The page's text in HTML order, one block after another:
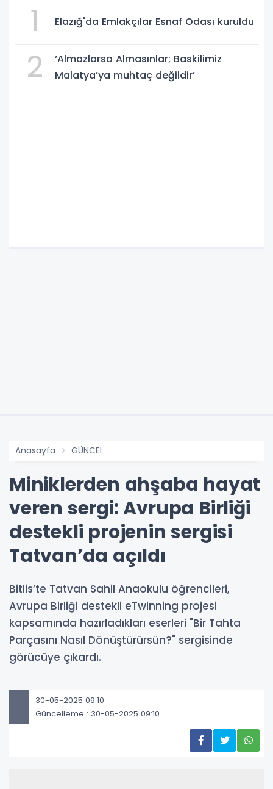
1 Elazığ'da Emlakçılar Esnaf Odası kuruldu
2
‘Almazlarsa Almasınlar; Baskilimiz
Malatya’ya muhtaç değildir’
Anasayfa GÜNCEL
Miniklerden ahşaba hayat
veren sergi: Avrupa Birliği
destekli projenin sergisi
Tatvan’da açıldı
Bitlis’te Tatvan Sahil Anaokulu öğrencileri,
Avrupa Birliği destekli eTwinning projesi
kapsamında hazırladıkları eserleri "Bir Tahta
Parçasını Nasıl Dönüştürürsün?" sergisinde
görücüye çıkardı.
30-05-2025 09:10
Güncelleme : 30-05-2025 09:10